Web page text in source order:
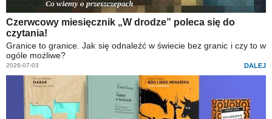
Czerwcowy miesięcznik „W drodze” poleca się do
czytania!
Granice to granice. Jak się odnaleźć w świecie bez granic i czy to w
ogóle możliwe?
2026-07-03 DALEJ